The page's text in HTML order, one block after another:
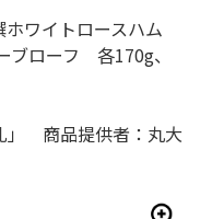
ワイトロースハム
ブローフ 各170g、
」 商品提供者：丸大